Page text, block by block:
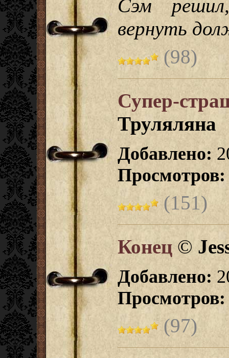
Сэм
вернуть
(98)
Супер-
Труляляна
Добавлено:
Просмотров:
(151)
Конец©
Добавлено:
Просмотров:
(97)